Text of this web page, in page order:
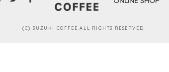
(C) SUZUKI COFFEE ALL RIGHTS RESERVED.